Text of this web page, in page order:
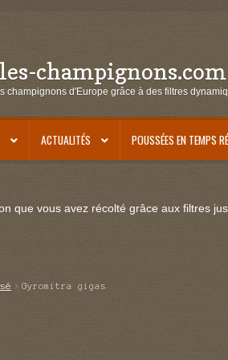
champignons.com
champignons d'Europe grâce à des filtres
ACTUALITÉS POUSSÉES EN TEMPS
que vous avez récolté grâce aux filtres
Gyromitra gigas